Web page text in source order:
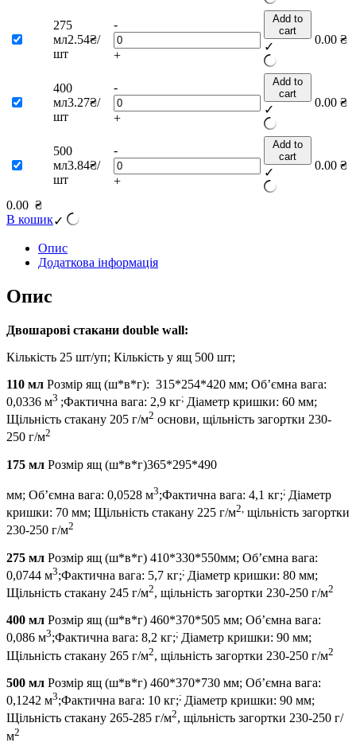
275
мл2.54₴/
шт
-
+
Add to
cart
✓
0.00 ₴
400
мл3.27₴/
шт
-
+
Add to
cart
✓
0.00 ₴
500
мл3.84₴/
шт
-
+
Add to
cart
✓
0.00 ₴
0.00 ₴
В кошик✓
Опис
Додаткова інформація
Опис
Двошарові стакани double wall:
Кількість 25 шт/уп; Кількість у ящ 500 шт;
110 мл Розмір ящ (ш*в*г): 315*254*420 мм; Об’ємна вага:
0,0336 м3 ;Фактична вага: 2,9 кг; Діаметр кришки: 60 мм;
Щільність стакану 205 г/м2 основи, щільність загортки 230-
250 г/м2
175 мл Розмір ящ (ш*в*г)365*295*490
мм; Об’ємна вага: 0,0528 м3;Фактична вага: 4,1 кг;; Діаметр
кришки: 70 мм; Щільність стакану 225 г/м2, щільність загортки
230-250 г/м2
275 мл Розмір ящ (ш*в*г) 410*330*550мм; Об’ємна вага:
0,0744 м3;Фактична вага: 5,7 кг;; Діаметр кришки: 80 мм;
Щільність стакану 245 г/м2, щільність загортки 230-250 г/м2
400 мл Розмір ящ (ш*в*г) 460*370*505 мм; Об’ємна вага:
0,086 м3;Фактична вага: 8,2 кг;; Діаметр кришки: 90 мм;
Щільність стакану 265 г/м2, щільність загортки 230-250 г/м2
500 мл Розмір ящ (ш*в*г) 460*370*730 мм; Об’ємна вага:
0,1242 м3;Фактична вага: 10 кг;; Діаметр кришки: 90 мм;
Щільність стакану 265-285 г/м2, щільність загортки 230-250 г/
м2